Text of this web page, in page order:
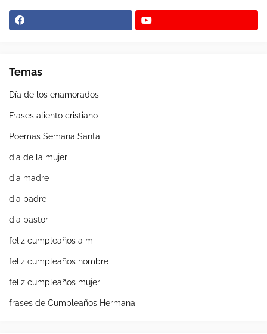
Temas
Día de los enamorados
Frases aliento cristiano
Poemas Semana Santa
dia de la mujer
dia madre
dia padre
dia pastor
feliz cumpleaños a mi
feliz cumpleaños hombre
feliz cumpleaños mujer
frases de Cumpleaños Hermana